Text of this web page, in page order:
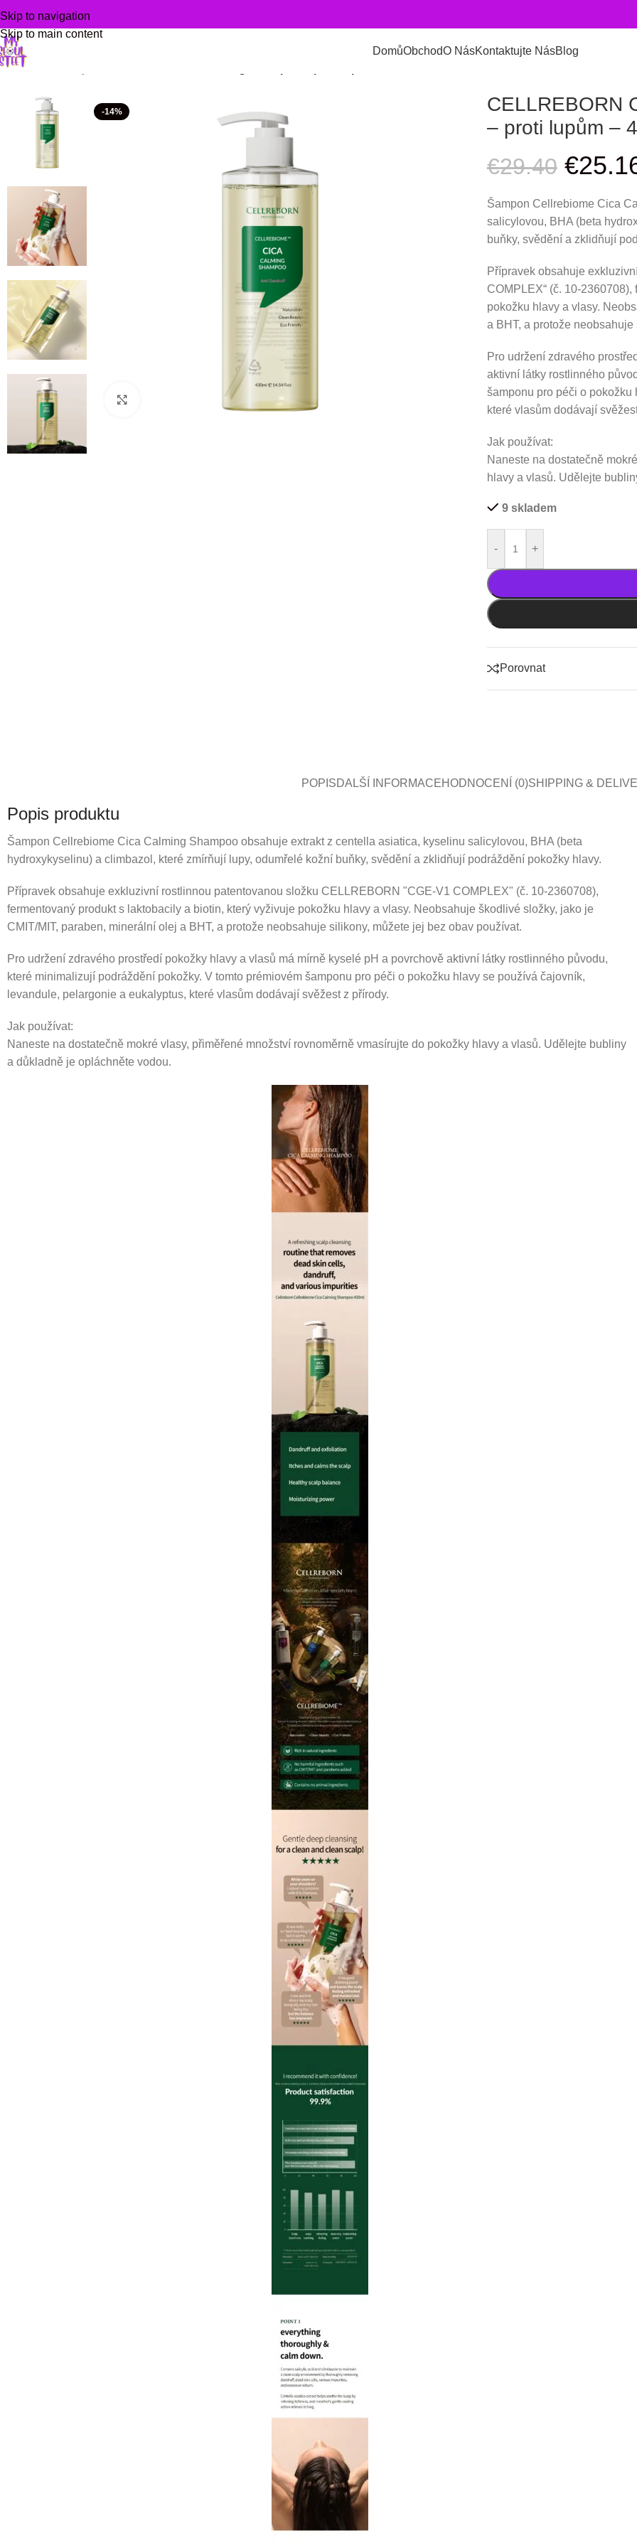
Skip to navigation
Skip to main content
DomůObchodO NásKontaktujte NásBlog
Domů
-14%
CELLREBORN
– proti lupům –
€29.40 €
Šampon Cellrebiome Cica
salicylovou, BHA (beta
buňky, svědění a zklidňují
Přípravek obsahuje
COMPLEX“ (č. 10-
pokožku hlavy a vlasy.
a BHT, a protože
Pro udržení zdravého
aktivní látky rostlinného
šamponu pro péči o
které vlasům dodávají
Jak používat:
Naneste na dostatečně
hlavy a vlasů. Udělejte
9 skladem
- +
Porovnat
POPISDALŠÍ INFORMACEHODNOCENÍ (0)SHIPPING &
Popis produktu
Šampon Cellrebiome Cica Calming Shampoo obsahuje extrakt z centella asiatica, kyselinu salicylovou, BHA (beta
hydroxykyselinu) a climbazol, které zmírňují lupy, odumřelé kožní buňky, svědění a zklidňují podráždění pokožky hlavy.
Přípravek obsahuje exkluzivní rostlinnou patentovanou složku CELLREBORN "CGE-V1 COMPLEX" (č. 10-2360708),
fermentovaný produkt s laktobacily a biotin, který vyživuje pokožku hlavy a vlasy. Neobsahuje škodlivé složky, jako je
CMIT/MIT, paraben, minerální olej a BHT, a protože neobsahuje silikony, můžete jej bez obav používat.
Pro udržení zdravého prostředí pokožky hlavy a vlasů má mírně kyselé pH a povrchově aktivní látky rostlinného původu,
které minimalizují podráždění pokožky. V tomto prémiovém šamponu pro péči o pokožku hlavy se používá čajovník,
levandule, pelargonie a eukalyptus, které vlasům dodávají svěžest z přírody.
Jak používat:
Naneste na dostatečně mokré vlasy, přiměřené množství rovnoměrně vmasírujte do pokožky hlavy a vlasů. Udělejte bubliny
a důkladně je opláchněte vodou.